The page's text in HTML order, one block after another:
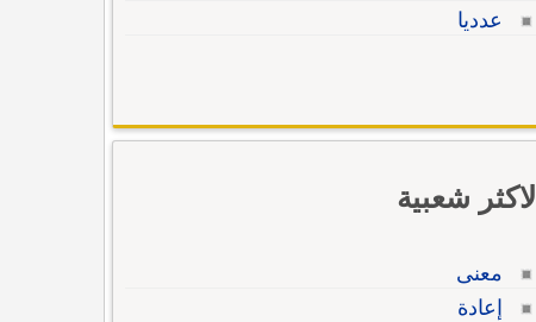
عدديا
الاكثر شعبية
معنى
إعادة